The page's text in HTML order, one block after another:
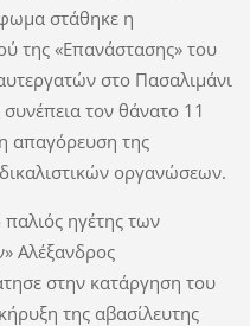
στάθηκε η
της «Επανάστασης» του
στο Πασαλιμάνι
τον θάνατο 11
απαγόρευση της
οργανώσεων.
ηγέτης των
Αλέξανδρος
στην κατάργηση του
της αβασίλευτης